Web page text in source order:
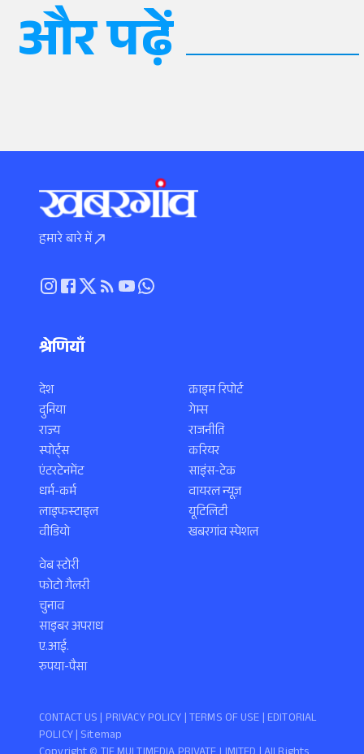
और पढ़ें
हमारे बारे में
श्रेणियाँ
देश
दुनिया
राज्य
स्पोर्ट्स
एंटरटेनमेंट
धर्म-कर्म
लाइफस्टाइल
वीडियो
क्राइम रिपोर्ट
गेम्स
राजनीति
करियर
साइंस-टेक
वायरल न्यूज़
यूटिलिटी
खबरगांव स्पेशल
वेब स्टोरी
फोटो गैलरी
चुनाव
साइबर अपराध
ए.आई.
रुपया-पैसा
CONTACT US | PRIVACY POLICY |TERMS OF USE | EDITORIAL
POLICY| Sitemap